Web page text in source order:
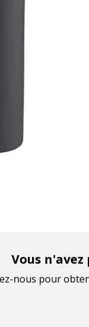
Vous n'avez
nous pour